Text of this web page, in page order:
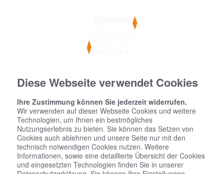
Diese Webseite verwendet Cookies
Ihre Zustimmung können Sie jederzeit widerrufen.
Wir verwenden auf dieser Webseite Cookies und weitere
Technologien, um Ihnen ein bestmögliches
Nutzungserlebnis zu bieten. Sie können das Setzen von
Cookies auch ablehnen und unsere Seite nur mit den
technisch notwendigen Cookies nutzen. Weitere
Informationen, sowie eine detaillierte Übersicht der Cookies
und eingesetzten Technologien finden Sie in unserer